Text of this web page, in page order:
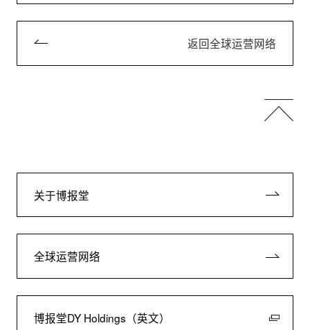
返回全球运营网络
关于博报堂
全球运营网络
博报堂DY Holdings（英文）